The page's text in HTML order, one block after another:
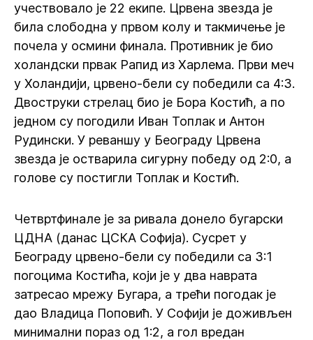
учествовало је 22 екипе. Црвена звезда је
била слободна у првом колу и такмичење је
почела у осмини финала. Противник је био
холандски првак Рапид из Харлема. Први меч
у Холандији, црвено-бели су победили са 4:3.
Двоструки стрелац био је Бора Костић, а по
једном су погодили Иван Топлак и Антон
Рудински. У реваншу у Београду Црвена
звезда је остварила сигурну победу од 2:0, а
голове су постигли Топлак и Костић.
Четвртфинале је за ривала донело бугарски
ЦДНА (данас ЦСКА Софија). Сусрет у
Београду црвено-бели су победили са 3:1
погоцима Костића, који је у два наврата
затресао мрежу Бугара, а трећи погодак је
дао Владица Поповић. У Софији је доживљен
минимални пораз од 1:2, а гол вредан